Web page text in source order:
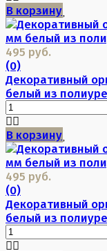
В корзину
495 руб.
(0)
Декоративный
белый из
В корзину
495 руб.
(0)
Декоративный
белый из